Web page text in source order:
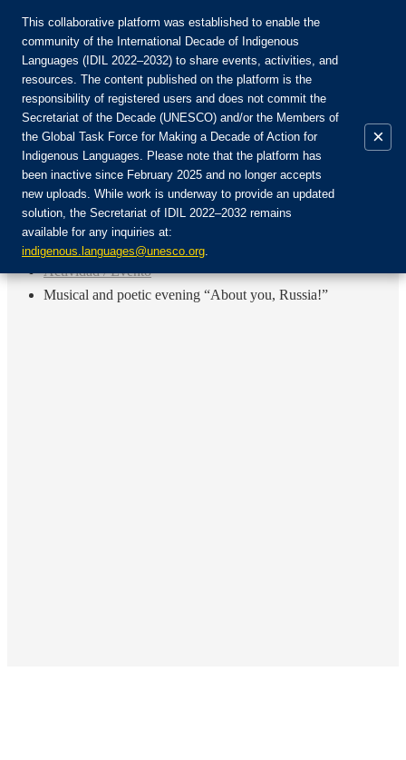
Únete a la comunidad:
Login
ES
EN
FR
RU
Inicio
Actividad / Evento
Musical and poetic evening “About you, Russia!”
This collaborative platform was established to enable the
community of the International Decade of Indigenous
Languages (IDIL 2022–2032) to share events, activities, and
resources. The content published on the platform is the
responsibility of registered users and does not commit the
Secretariat of the Decade (UNESCO) and/or the Members of
the Global Task Force for Making a Decade of Action for
Indigenous Languages. Please note that the platform has
been inactive since February 2025 and no longer accepts
new uploads. While work is underway to provide an updated
solution, the Secretariat of IDIL 2022–2032 remains
available for any inquiries at:
indigenous.languages@unesco.org.
×